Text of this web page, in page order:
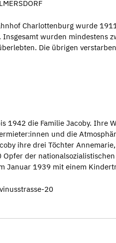
Charlottenburg wurde
wurden
Die übrigen
1942 die Familie Jacoby. Ihre
und die
ihre drei Töchter
der
Januar 1939 mit einem
20